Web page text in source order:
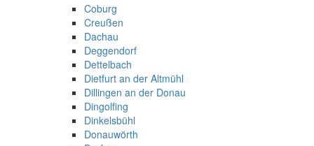
Coburg
Creußen
Dachau
Deggendorf
Dettelbach
Dietfurt an der Altmühl
Dillingen an der Donau
Dingolfing
Dinkelsbühl
Donauwörth